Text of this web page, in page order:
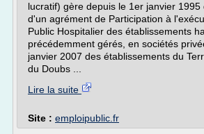
lucratif) gère depuis le 1er janvier 1995
d'un agrément de Participation à
Public Hospitalier des établissements
précédemment gérés, en sociétés
janvier 2007 des établissements du
du Doubs ...
Lire la suite
Site : emploipublic.fr